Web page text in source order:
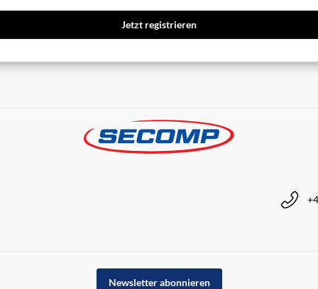
Jetzt registrieren
Newsletter abonnieren